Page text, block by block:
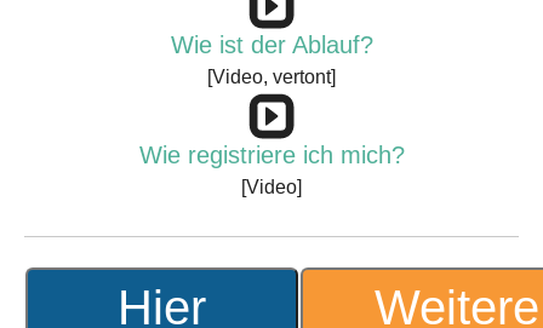
Wie ist der Ablauf?
[Video, vertont]
Wie registriere ich mich?
[Video]
Hier
Weitere